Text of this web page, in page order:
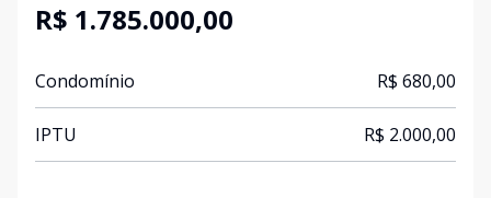
R$ 1.785.000,00
Condomínio R$ 680,00
IPTU R$ 2.000,00